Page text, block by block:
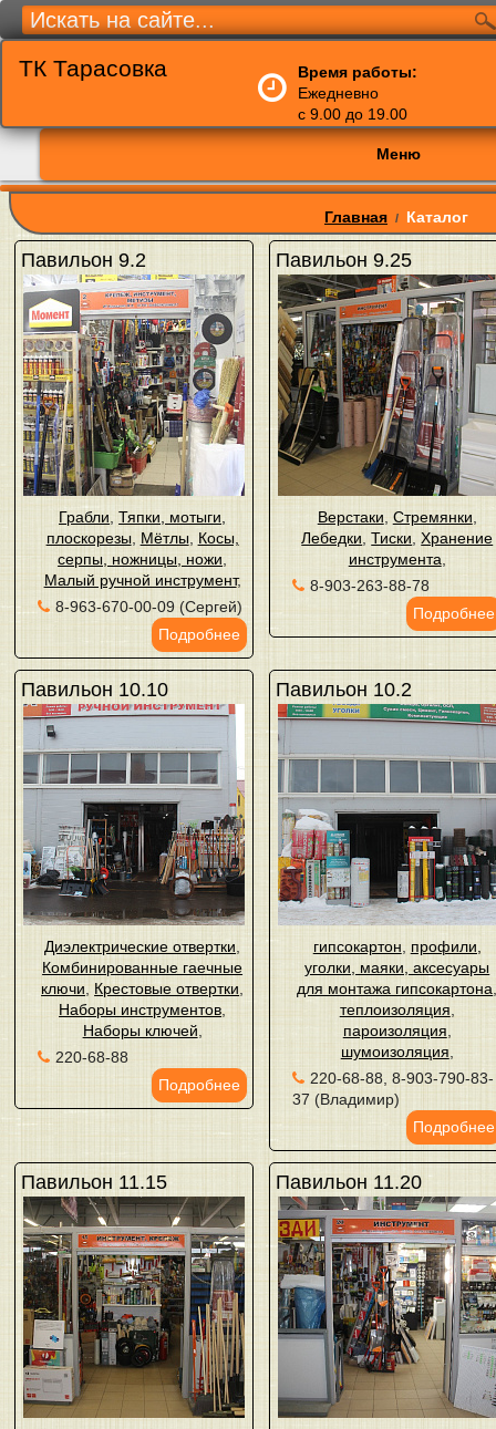
ТК Тарасовка
Время работы:
Ежедневно
с 9.00 до 19.00
Меню
Главная / Каталог
Павильон 9.2
Грабли ,Тяпки, мотыги,
плоскорезы, Мётлы
Косы,
серпы, ножницы, ножи
Малый ручной инструмент,
8-963-670-00-09 (Сергей)
Подробнее
Павильон 9.25
Верстаки Стремянки
Лебедки ,Тиски ,Хранение
инструмента
8-903-263-88-78
Подробнее
Павильон 10.10
Диэлектрические отвертки
Комбинированные гаечные
ключи
Крестовые отвертки
Наборы инструментов
Наборы ключей
220-68-88
Подробнее
Павильон 10.2
гипсокартон
профили,
уголки, маяки, аксесуары
для монтажа гипсокартона
теплоизоляция
пароизоляция
шумоизоляция
220-68-88, 8-903-790-83-
37 (Владимир)
Подробнее
Павильон 11.15 Павильон 11.20